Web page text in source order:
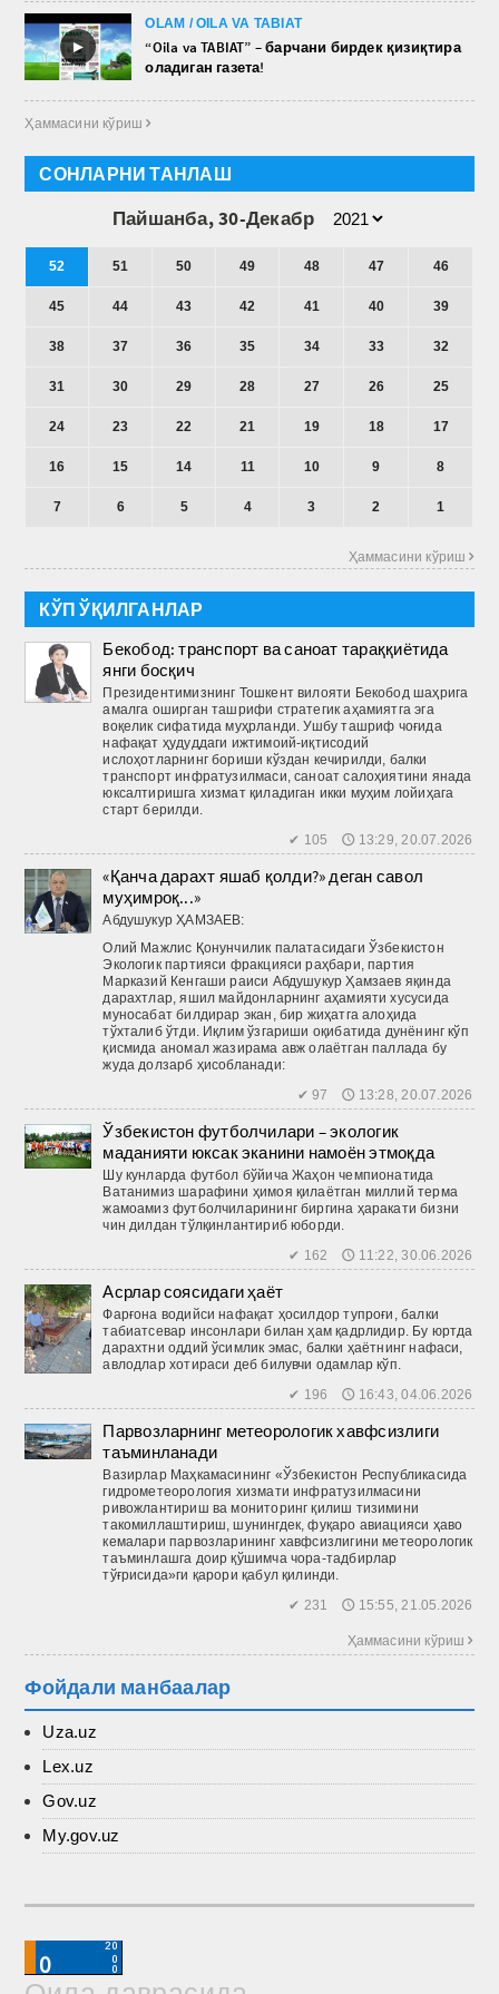
►
OLAM / OILA VA TABIAT
“Oila va TABIAT” – барчани бирдек қизиқтира
оладиган газета!
Ҳаммасини кўриш 
СОНЛАРНИ ТАНЛАШ
Пайшанба, 30-Декабр
52 51 50 49 48 47 46
45 44 43 42 41 40 39
38 37 36 35 34 33 32
31 30 29 28 27 26 25
24 23 22 21 19 18 17
16 15 14 11 10 9 8
7 6 5 4 3 2 1
Ҳаммасини кўриш 
КЎП ЎҚИЛГАНЛАР
Бекобод: транспорт ва саноат тараққиётида
янги босқич
Президентимизнинг Тошкент вилояти Бекобод шаҳрига
амалга оширган ташрифи стратегик аҳамиятга эга
воқелик сифатида муҳрланди. Ушбу ташриф чоғида
нафақат ҳудуддаги ижтимоий-иқтисодий
ислоҳотларнинг бориши кўздан кечирилди, балки
транспорт инфратузилмаси, саноат салоҳиятини янада
юксалтиришга хизмат қиладиган икки муҳим лойиҳага
старт берилди.
✔ 105 🕔 13:29, 20.07.2026
«Қанча дарахт яшаб қолди?» деган савол
муҳимроқ...»
Абдушукур ҲАМЗАЕВ:
Олий Мажлис Қонунчилик палатасидаги Ўзбекистон
Экологик партияси фракцияси раҳбари, партия
Марказий Кенгаши раиси Абдушукур Ҳамзаев яқинда
дарахтлар, яшил майдонларнинг аҳамияти хусусида
муносабат билдирар экан, бир жиҳатга алоҳида
тўхталиб ўтди. Иқлим ўзгариши оқибатида дунёнинг кўп
қисмида аномал жазирама авж олаётган паллада бу
жуда долзарб ҳисобланади:
✔ 97 🕔 13:28, 20.07.2026
Ўзбекистон футболчилари – экологик
маданияти юксак эканини намоён этмоқда
Шу кунларда футбол бўйича Жаҳон чемпионатида
Ватанимиз шарафини ҳимоя қилаётган миллий терма
жамоамиз футболчиларининг биргина ҳаракати бизни
чин дилдан тўлқинлантириб юборди.
✔ 162 🕔 11:22, 30.06.2026
Асрлар соясидаги ҳаёт
Фарғона водийси нафақат ҳосилдор тупроғи, балки
табиатсевар инсонлари билан ҳам қадрлидир. Бу юртда
дарахтни оддий ўсимлик эмас, балки ҳаётнинг нафаси,
авлодлар хотираси деб билувчи одамлар кўп.
✔ 196 🕔 16:43, 04.06.2026
Парвозларнинг метеорологик хавфсизлиги
таъминланади
Вазирлар Маҳкамасининг «Ўзбекистон Республикасида
гидрометеорология хизмати инфратузилмасини
ривожлантириш ва мониторинг қилиш тизимини
такомиллаштириш, шунингдек, фуқаро авиацияси ҳаво
кемалари парвозларининг хавфсизлигини метеорологик
таъминлашга доир қўшимча чора-тадбирлар
тўғрисида»ги қарори қабул қилинди.
✔ 231 🕔 15:55, 21.05.2026
Ҳаммасини кўриш 
Фойдали манбаалар
Uza.uz
Lex.uz
Gov.uz
My.gov.uz